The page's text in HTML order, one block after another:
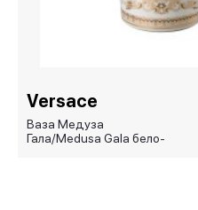
Versace
Ваза Медуза
Гала/Medusa Gala бело-